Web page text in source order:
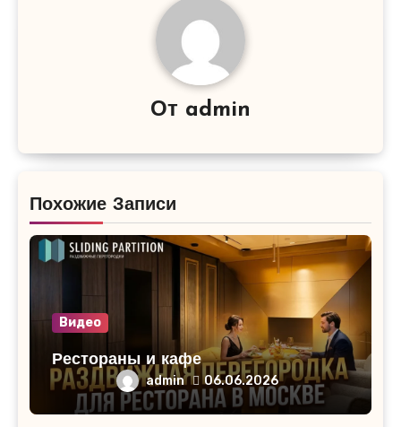
От admin
Похожие Записи
Видео
Рестораны и кафе
admin 06.06.2026